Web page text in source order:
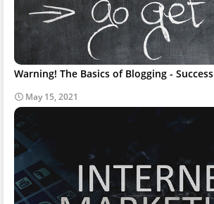
Warning! The Basics of Blogging - Success
May 15, 2021